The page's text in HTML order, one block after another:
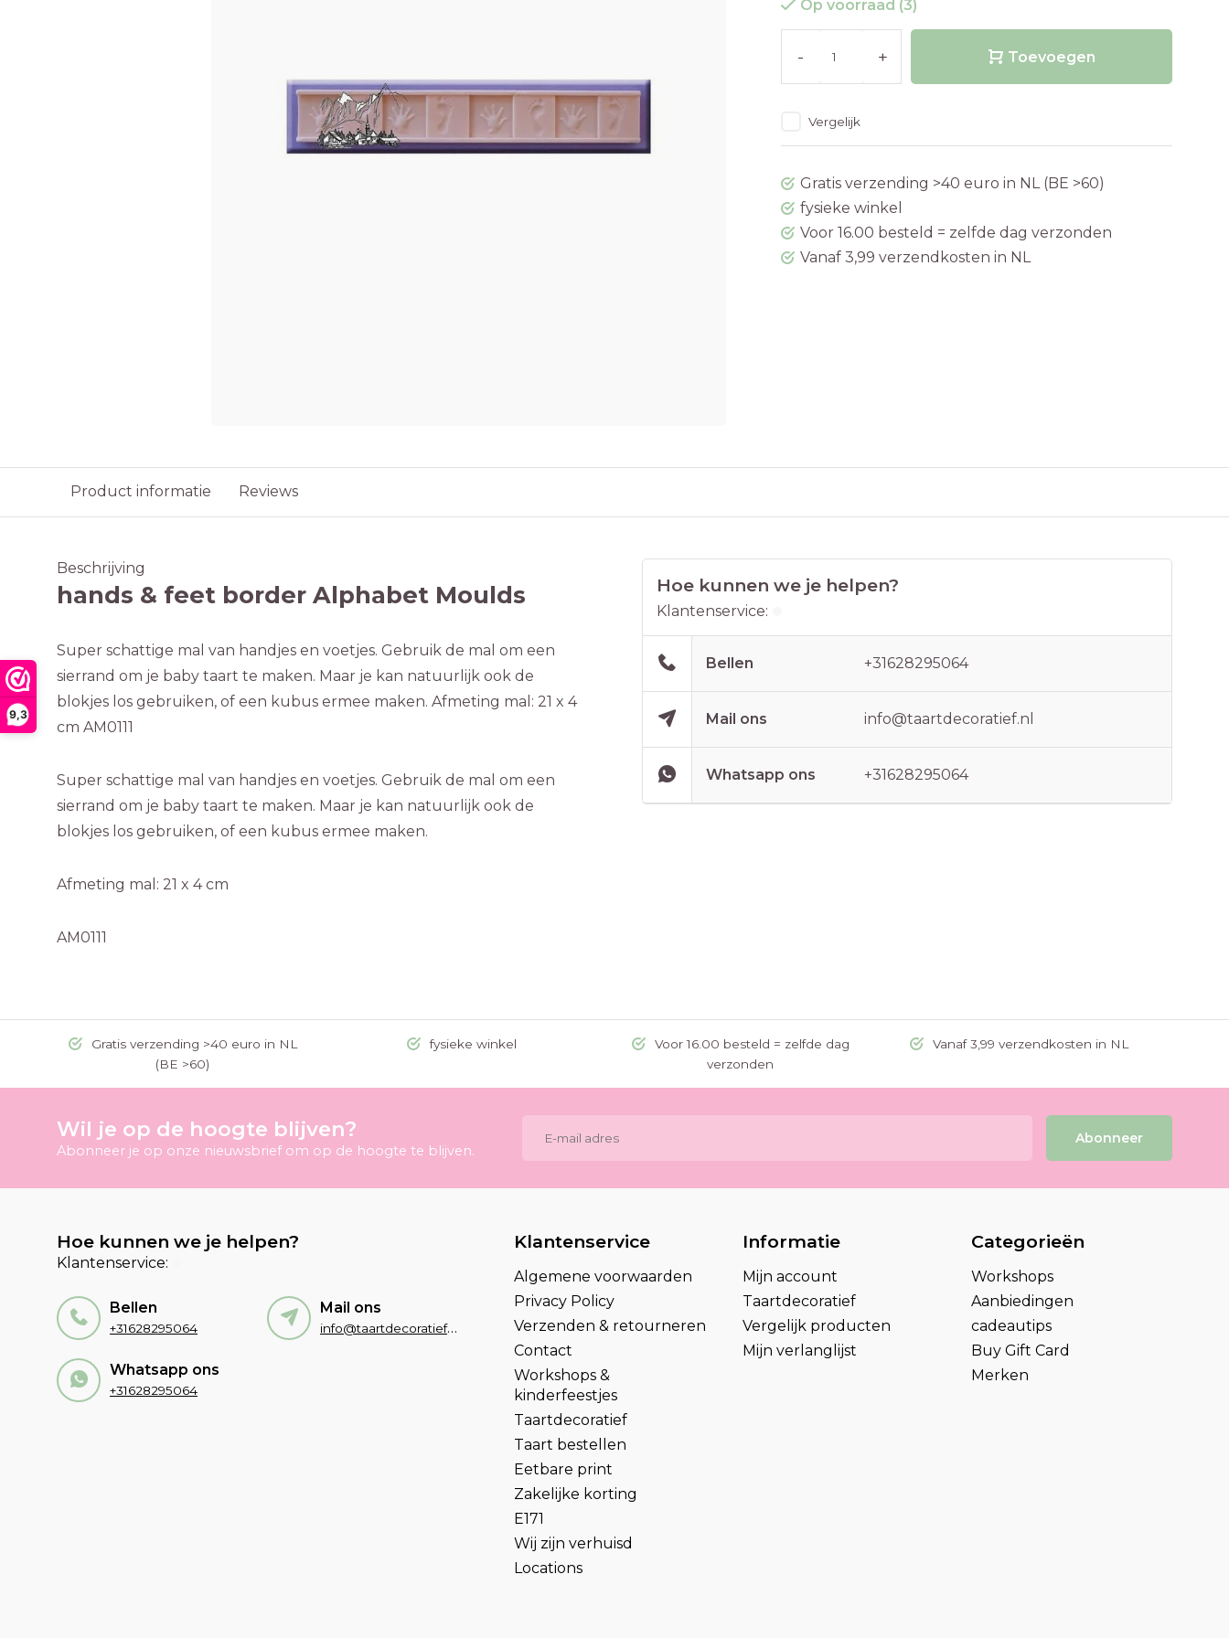
9,3
Op voorraad (3)
- + Toevoegen
Vergelijk
Gratis verzending >40 euro in NL (BE >60)
fysieke winkel
Voor 16.00 besteld = zelfde dag verzonden
Vanaf 3,99 verzendkosten in NL
Product informatie Reviews
Beschrijving
hands & feet border Alphabet Moulds
Super schattige mal van handjes en voetjes. Gebruik de mal om een
sierrand om je baby taart te maken. Maar je kan natuurlijk ook de
blokjes los gebruiken, of een kubus ermee maken. Afmeting mal: 21 x 4
cm AM0111
Super schattige mal van handjes en voetjes. Gebruik de mal om een
sierrand om je baby taart te maken. Maar je kan natuurlijk ook de
blokjes los gebruiken, of een kubus ermee maken.
Afmeting mal: 21 x 4 cm
AM0111
Hoe kunnen we je helpen?
Klantenservice:
Bellen +31628295064
Mail ons info@taartdecoratief.nl
Whatsapp ons +31628295064
Gratis verzending >40 euro in NL
(BE >60)
fysieke winkel
Voor 16.00 besteld = zelfde dag
verzonden
Vanaf 3,99 verzendkosten in NL
Wil je op de hoogte blijven?
Abonneer je op onze nieuwsbrief om op de hoogte te blijven.
Abonneer
Hoe kunnen we je helpen?
Klantenservice:
Bellen
+31628295064
Mail ons
info@taartdecoratief.nl
Whatsapp ons
+31628295064
Klantenservice
Algemene voorwaarden
Privacy Policy
Verzenden & retourneren
Contact
Workshops &
kinderfeestjes
Taartdecoratief
Taart bestellen
Eetbare print
Zakelijke korting
E171
Wij zijn verhuisd
Locations
Informatie
Mijn account
Taartdecoratief
Vergelijk producten
Mijn verlanglijst
Categorieën
Workshops
Aanbiedingen
cadeautips
Buy Gift Card
Merken